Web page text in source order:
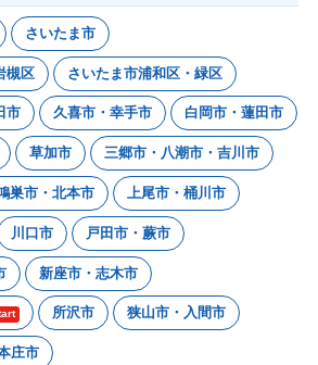
さいたま市
槻区 さいたま市浦和区・緑区
市 久喜市・幸手市 白岡市・蓮田市
草加市 三郷市・八潮市・吉川市
巣市・北本市 上尾市・桶川市
川口市 戸田市・蕨市
新座市・志木市
所沢市 狭山市・入間市
庄市